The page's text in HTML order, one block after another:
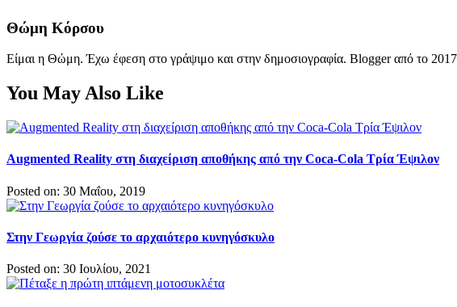
Θώμη Κόρσου
Είμαι η Θώμη. Έχω έφεση στο γράψιμο και στην δημοσιογραφία. Blogger από το
You May Also Like
Augmented Reality στη διαχείριση αποθήκης από την Coca-Cola Τρία Έψιλον
Posted on: 30 Μαΐου, 2019
Στην Γεωργία ζούσε το αρχαιότερο κυνηγόσκυλο
Posted on: 30 Ιουλίου, 2021